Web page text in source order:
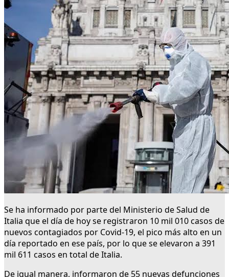
Se ha informado por parte del Ministerio de Salud de
Italia que el día de hoy se registraron 10 mil 010 casos de
nuevos contagiados por Covid-19, el pico más alto en un
día reportado en ese país, por lo que se elevaron a 391
mil 611 casos en total de Italia.
De igual manera, informaron de 55 nuevas defunciones